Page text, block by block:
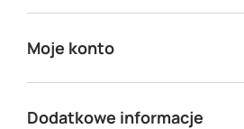
Moje konto
Dodatkowe informacje